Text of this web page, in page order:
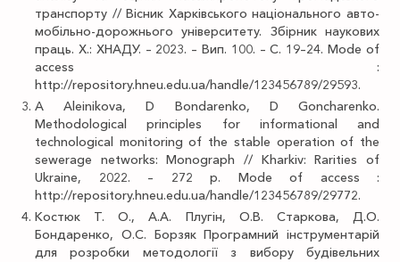
транспорту // Вісник Харківського національного авто-
мобільно-дорожнього університету. Збірник наукових
праць. X.: ХНАДУ. – 2023. – Вип. 100. – С. 19–24. Mode of
access :
http://repository.hneu.edu.ua/handle/123456789/29593.
A Aleinikova, D Bondarenko, D Goncharenko.
Methodological principles for informational and
technological monitoring of the stable operation of the
sewerage networks: Monograph // Kharkiv: Rarities of
Ukraine, 2022. – 272 p. Mode of access :
http://repository.hneu.edu.ua/handle/123456789/29772.
Костюк Т. О., А.А. Плугін, О.В. Старкова, Д.О.
Бондаренко, О.С. Борзяк Програмний інструментарій
для розробки методології з вибору будівельних